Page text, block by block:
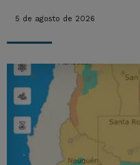
5 de agosto de 2026